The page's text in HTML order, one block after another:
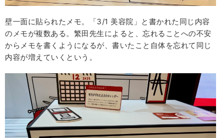
壁一面に貼られたメモ。「3/1 美容院」と書かれた同じ内容
のメモが複数ある。繁田先生によると、忘れることへの不安
からメモを書くようになるが、書いたこと自体を忘れて同じ
内容が増えていくという。